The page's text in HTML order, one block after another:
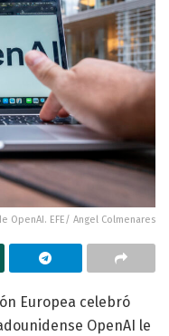
EFE/ Angel Colmenares
Europea celebró
OpenAI le